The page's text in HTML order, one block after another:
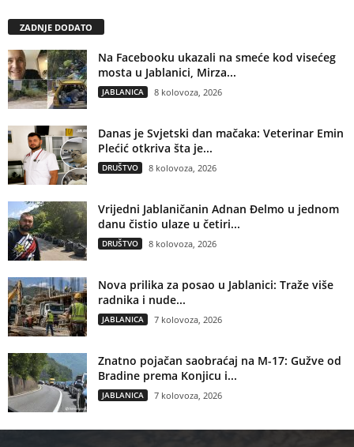
ZADNJE DODATO
Na Facebooku ukazali na smeće kod visećeg
mosta u Jablanici, Mirza...
JABLANICA 8 kolovoza, 2026
Danas je Svjetski dan mačaka: Veterinar Emin
Plećić otkriva šta je...
DRUŠTVO 8 kolovoza, 2026
Vrijedni Jablaničanin Adnan Đelmo u jednom
danu čistio ulaze u četiri...
DRUŠTVO 8 kolovoza, 2026
Nova prilika za posao u Jablanici: Traže više
radnika i nude...
JABLANICA 7 kolovoza, 2026
Znatno pojačan saobraćaj na M-17: Gužve od
Bradine prema Konjicu i...
JABLANICA 7 kolovoza, 2026